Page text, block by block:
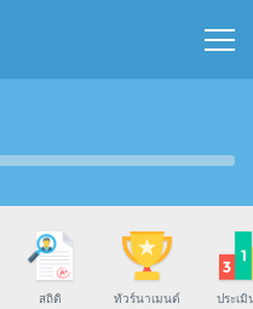
สถิติ ทัวร์นาเมนต์ ประเมิ